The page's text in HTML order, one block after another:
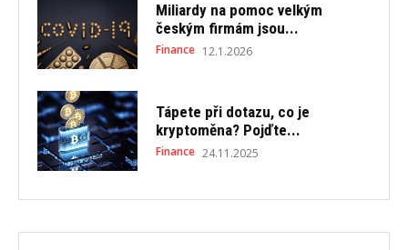
Miliardy na pomoc velkým
českým firmám jsou...
Finance 12.1.2026
Tápete při dotazu, co je
kryptoměna? Pojďte...
Finance 24.11.2025